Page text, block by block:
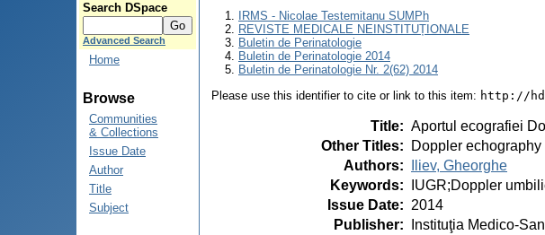
Search DSpace
Advanced Search
Home
Browse
Communities
& Collections
Issue Date
Author
Title
Subject
IRMS - Nicolae Testemitanu SUMPh
REVISTE MEDICALE NEINSTITUȚIONALE
Buletin de Perinatologie
Buletin de Perinatologie 2014
Buletin de Perinatologie Nr. 2(62) 2014
Please use this identifier to cite or link to this item: http://
Title: Aportul ecografiei
Other Titles:
Doppler
Authors:
Iliev, Gheorghe
Keywords:
IUGR;Doppler
Issue Date: 2014
Publisher:
Instituţia Medico-